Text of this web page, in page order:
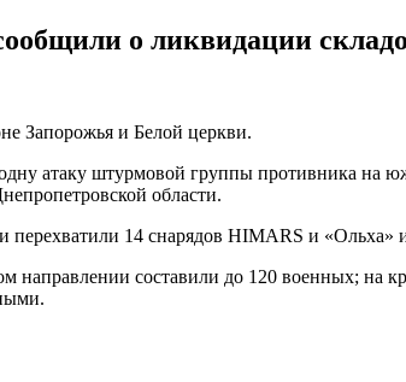
о ликвидации
Запорожья и Белой церкви.
атаку штурмовой группы противника на
области.
14 снарядов HIMARS и «Ольха»
направлении составили до 120 военных;